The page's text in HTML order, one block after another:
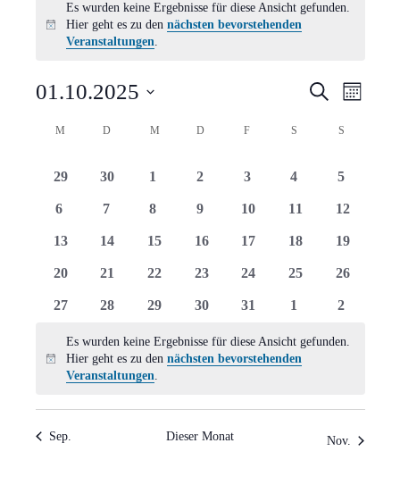
Hinweis
Es wurden keine Ergebnisse für diese Ansicht gefunden.
Hier geht es zu den nächsten bevorstehenden
Veranstaltungen.
Suche
SucheMonat
01.10.2025
Kalender
von
Veranstaltungen
M MONTAG
DDIENSTAG
M MITTWOCH
D DONNERSTAG
F FREITAGS SAMSTAG
S
0
29
0
30
0
1
0
2
0
3
0
4
0
5
0
6
0
7
0
8
0
9
0
10
0
11
0
12
0
13
0
14
0
15
0
16
0
17
0
18
0
19
0
20
0
21
0
22
0
23
0
24
0
25
0
26
0
27
0
28
0
29
0
30
0
31
0
1
0
2
Hinweis
Es wurden keine Ergebnisse für diese Ansicht gefunden.
Hier geht es zu den nächsten bevorstehenden
Veranstaltungen.
Sep. Dieser Monat Nov.